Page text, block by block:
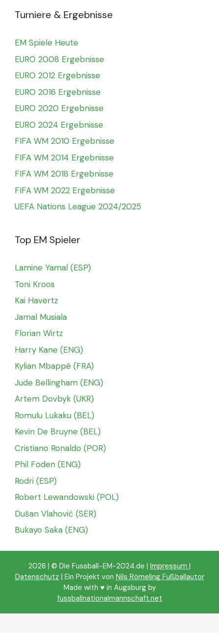
Turniere & Ergebnisse
EM Spiele Heute
EURO 2008 Ergebnisse
EURO 2012 Ergebnisse
EURO 2016 Ergebnisse
EURO 2020 Ergebnisse
EURO 2024 Ergebnisse
FIFA WM 2010 Ergebnisse
FIFA WM 2014 Ergebnisse
FIFA WM 2018 Ergebnisse
FIFA WM 2022 Ergebnisse
UEFA Nations League 2024/2025
Top EM Spieler
Lamine Yamal (ESP)
Toni Kroos
Kai Havertz
Jamal Musiala
Florian Wirtz
Harry Kane (ENG)
Kylian Mbappé (FRA)
Jude Bellingham (ENG)
Artem Dovbyk (UKR)
Romulu Lukaku (BEL)
Kevin De Bruyne (BEL)
Cristiano Ronaldo (POR)
Phil Foden (ENG)
Rodri (ESP)
Robert Lewandowski (POL)
Dušan Vlahović (SER)
Bukayo Saka (ENG)
2026 | © Die Fussball-EM-2024.de | Impressum |
Datenschutz | Ein Projekt von Nils Römeling Fußballautor
Made with ♥️ in Augsburg by
fussballnationalmannschaft.net